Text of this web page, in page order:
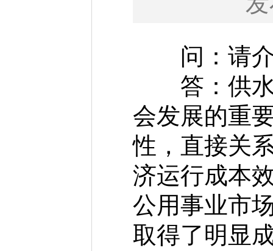
问：请介
答：供水
会发展的重
性，直接关
济运行成本
公用事业市
取得了明显